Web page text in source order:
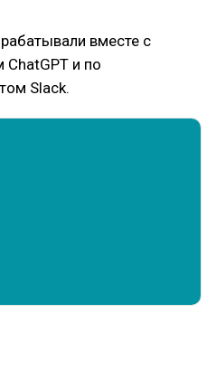
вместе с
ChatGPT и по
Slack.